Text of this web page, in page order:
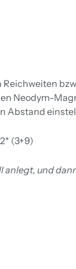
Reichweiten
Neodym-
Abstand
(3+9)
anlegt, und